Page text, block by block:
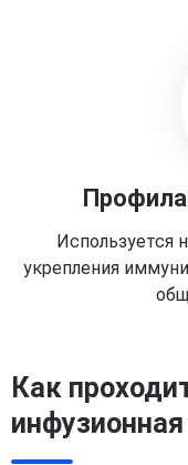
Используется
укрепления
Как